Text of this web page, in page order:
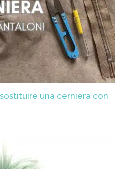
una cerniera con